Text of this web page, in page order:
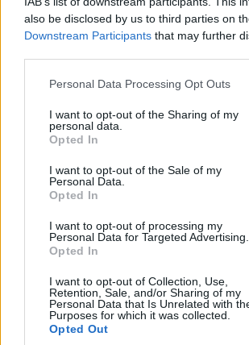
also be disclosed by us to third parties on
Downstream Participants that may further
Please note that this website/app uses one
not limited to your visit or usage behaviour.
grant or deny consent to Google and its
use your data for below specified purposes
consent section.
Personal Data Processing Opt Outs
I want to opt-out of the Sharing of my
personal data.
Opted In
I want to opt-out of the Sale of my
Personal Data.
Opted In
I want to opt-out of processing my
Personal Data for Targeted Advertising.
Opted In
I want to opt-out of Collection, Use,
Retention, Sale, and/or Sharing of my
Personal Data that Is Unrelated with
Purposes for which it was collected.
Opted Out
Μαθήματα ποντιακής διαλέκτου και
18/07/2026 - 9:20πμ